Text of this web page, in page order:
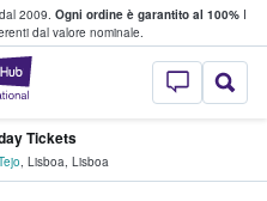
2009. Ogni ordine è garantito al 100%I
dal valore nominale.
StubHub - Dove
biglietti
Tickets
, Lisboa, Lisboa